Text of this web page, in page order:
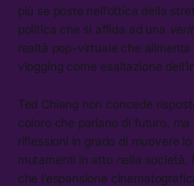
più se poste nell’ottica della
politica che si affida ad una
realtà pop-virtuale che alimenta
vlogging come esaltazione
Ted Chiang non concede
coloro che parlano di futuro,
riflessioni in grado di muovere
mutamenti in atto nella società.
che l’espansione